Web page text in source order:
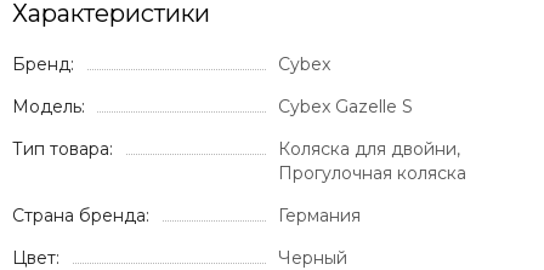
Характеристики
Бренд:
Cybex
Модель:
Cybex Gazelle S
Тип товара:
Коляска для двойни,
Прогулочная коляска
Страна бренда:
Германия
Цвет:
Черный